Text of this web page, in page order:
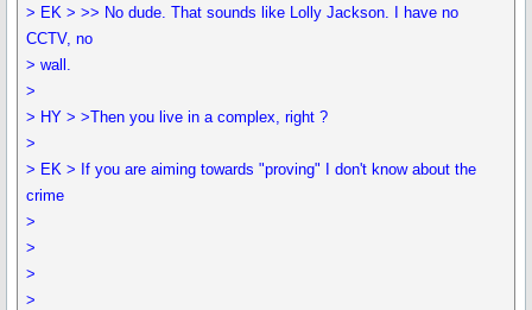
> EK > >> No dude. That sounds like Lolly Jackson. I have no
CCTV, no
> wall.
>
> HY > >Then you live in a complex, right ?
>
> EK > If you are aiming towards "proving" I don't know about the
crime
>
>
>
>